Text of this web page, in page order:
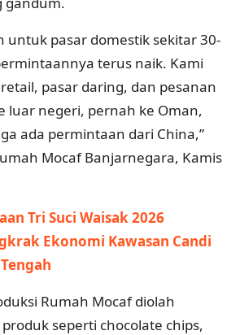
untuk pasar domestik sekitar 30-
terus naik. Kami
pasar daring, dan pesanan
luar negeri, pernah ke Oman,
ada permintaan dari China,”
Mocaf Banjarnegara, Kamis
Tri Suci Waisak 2026
Ekonomi Kawasan Candi
Rumah Mocaf diolah
seperti chocolate chips,